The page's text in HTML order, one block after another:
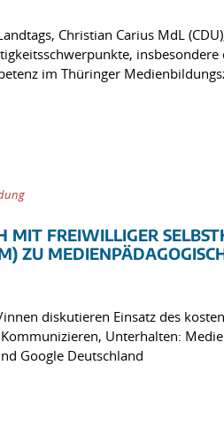
Christian Carius MdL
im Thüringer
MIT FREIWILLIGER
ZU
diskutieren Einsatz des
Unterhalten:
Google Deutschland